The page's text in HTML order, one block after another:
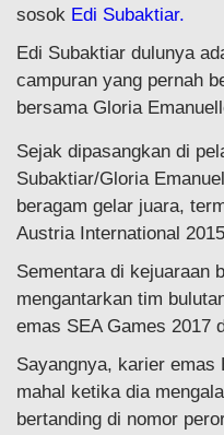
sosok Edi Subaktiar.
Edi Subaktiar dulunya
campuran yang pernah
bersama Gloria
Sejak dipasangkan di
Subaktiar/Gloria
beragam gelar juara,
Austria International
Sementara di kejuaraan
mengantarkan tim
emas SEA Games 2017
Sayangnya, karier emas
mahal ketika dia
bertanding di nomor